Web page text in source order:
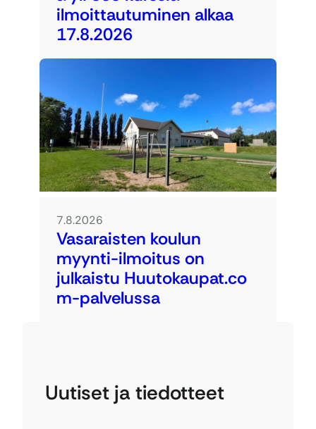
ilmoittautuminen alkaa
17.8.2026
7.8.2026
Vasaraisten koulun
myynti-ilmoitus on
julkaistu Huutokaupat.co
m-palvelussa
Uutiset ja tiedotteet